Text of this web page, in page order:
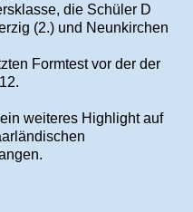
die Schüler D
(2.) und Neunkirchen
Formtest vor der der
weiteres Highlight auf